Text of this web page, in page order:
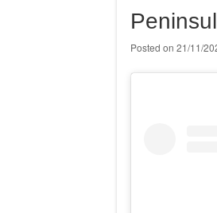
Posted on 21/11/